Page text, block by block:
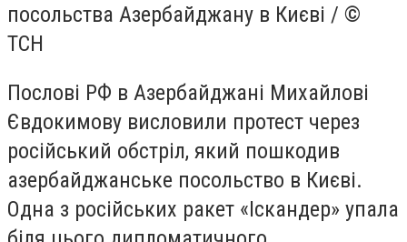
посольства Азербайджану в Києві / ©
ТСН
Послові РФ в Азербайджані Михайлові
Євдокимову висловили протест через
російський обстріл, який пошкодив
азербайджанське посольство в Києві.
Одна з російських ракет «Іскандер» упала